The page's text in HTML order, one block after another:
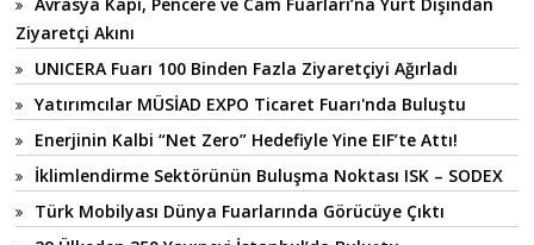
Ziyaretçi Akını
UNICERA Fuarı 100 Binden Fazla Ziyaretçiyi Ağırladı
Yatırımcılar MÜSİAD EXPO Ticaret Fuarı'nda Buluştu
Enerjinin Kalbi “Net Zero” Hedefiyle Yine EIF’te Attı!
İklimlendirme Sektörünün Buluşma Noktası ISK – SODEX
Türk Mobilyası Dünya Fuarlarında Görücüye Çıktı